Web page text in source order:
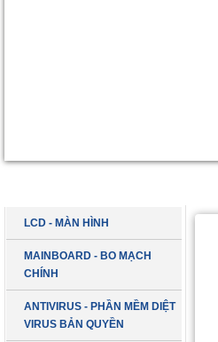
LCD - MÀN HÌNH
MAINBOARD - BO MẠCH
CHÍNH
ANTIVIRUS - PHẦN MỀM DIỆT
VIRUS BẢN QUYỀN